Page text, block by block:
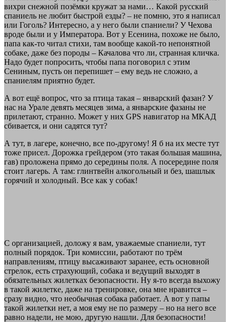
вихри снежной позёмки кружат за нами… Какой русский
спаниель не любит быстрой езды? – не помню, это я написал
или Гоголь? Интересно, а у него были спаниели? У Чехова
вроде были и у Императора. Вот у Есенина, похоже не было,
папа как-то читал стихи, там вообще какой-то непонятной
собаке, даже без породы – Качалова что ли, странная кличка.
Надо будет попросить, чтобы папа поговорил с этим
Сениным, пусть он перепишет – ему ведь не сложно, а
спаниелям приятно будет.
А вот ещё вопрос, что за птица такая – январский фазан? У
нас на Урале девять месяцев зима, а январские фазаны не
прилетают, странно. Может у них GPS навигатор на МКАД
сбивается, и они садятся тут?
А тут, в лагере, конечно, все по-другому! Я б на их месте тут
тоже присел. Дорожка грейдером (это такая большая машина,
гав) проложена прямо до середины поля. А посередине поля
стоит лагерь. А там: глинтвейн алкогольный и без, шашлык
горячий и холодный. Все как у собак!
С организацией, доложу я вам, уважаемые спаниели, тут
полный порядок. Три комиссии, работают по трём
направлениям, птицу высаживают заранее, есть основной
стрелок, есть страхующий, собака и ведущий выходят в
обязательных жилетках безопасности. Ну я-то всегда выхожу
в такой жилетке, даже на тренировке, она мне нравится –
сразу видно, что необычная собака работает. А вот у папы
такой жилетки нет, а моя ему не по размеру – но на него все
равно надели, не мою, другую нашли. Для безопасности!